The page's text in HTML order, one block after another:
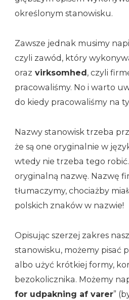
określonym stanowisku.
Zawsze jednak musimy
czyli zawód, który
oraz virksomhed , czyli
pracowaliśmy. No i warto
do kiedy pracowaliśmy na
Nazwy stanowisk trzeba
że są one oryginalnie w
wtedy nie trzeba tego
oryginalną nazwę. Nazwę
tłumaczymy, chociażby
polskich znaków w nazwie!
Opisując szerzej zakres
stanowisku, możemy pisać
albo użyć krótkiej formy,
bezokolicznika. Możemy
for udpakning af varer”